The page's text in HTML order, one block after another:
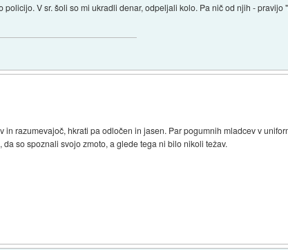
V sr. šoli so mi ukradli denar, odpeljali kolo. Pa nič od njih - pravijo
razumevajoč, hkrati pa odločen in jasen. Par pogumnih mladcev v
so spoznali svojo zmoto, a glede tega ni bilo nikoli težav.